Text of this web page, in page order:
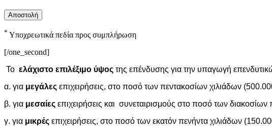
* Υποχρεωτικά πεδία προς συμπλήρωση
[/one_second]
Το ελάχιστο επιλέξιμο ύψος της επένδυσης για την υπαγωγή
α. για μεγάλες επιχειρήσεις, στο ποσό των πεντακοσίων χιλιάδων
β. για μεσαίες επιχειρήσεις και συνεταιρισμούς στο ποσό των
γ. για μικρές επιχειρήσεις, στο ποσό των εκατόν πενήντα χιλιάδων